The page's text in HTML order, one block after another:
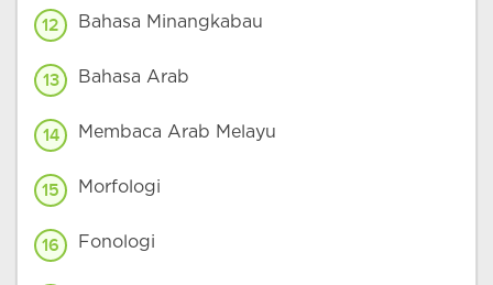
12 Bahasa Minangkabau
13 Bahasa Arab
14 Membaca Arab Melayu
15 Morfologi
16 Fonologi